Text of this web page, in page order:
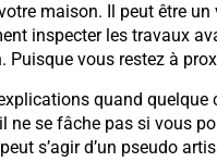
maison. Il peut être
inspecter les travaux
vous restez à
quand
se fâche pas si vous
s’agir d’un pseudo